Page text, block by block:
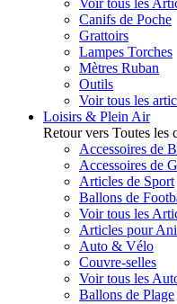
Voir tous les
Canifs de Poche
Grattoirs
Lampes Torches
Mètres Ruban
Outils
Voir tous les
Loisirs & Plein Air
Retour vers Toutes les
Accessoires de
Accessoires de
Articles de Sport
Ballons de
Voir tous les
Articles pour
Auto & Vélo
Couvre-selles
Voir tous les
Ballons de Plage